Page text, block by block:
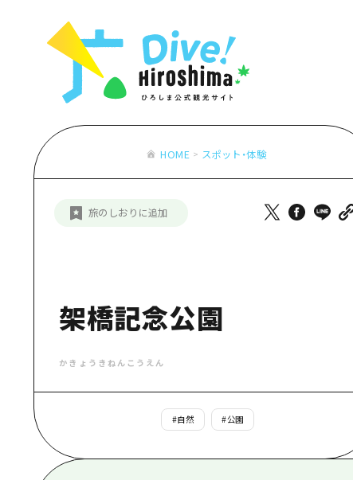
アート
おすすめ
お役立ち情報一覧
アクセス
二次交通まとめ
HOME スポット・体験
旅のしおりに追加
架橋記念公園
かきょうきねんこうえん
#自然 #公園